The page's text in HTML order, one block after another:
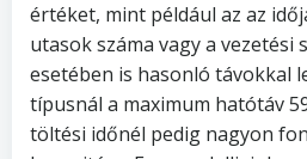
értéket, mint például az az
utasok száma vagy a vezetési
esetében is hasonló távokkal
típusnál a maximum hatótáv
töltési időnél pedig nagyon